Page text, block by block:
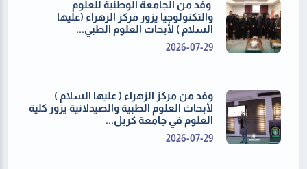
والتكنولوجيا يزور مركز الزهراء (عليها
السلام ) لأبحاث العلوم الطبي...
2026-07-29
وفد من مركز الزهراء ( عليها السلام )
لأبحاث العلوم الطبية والصيدلانية يزور كلية
العلوم في جامعة كربل...
2026-07-29